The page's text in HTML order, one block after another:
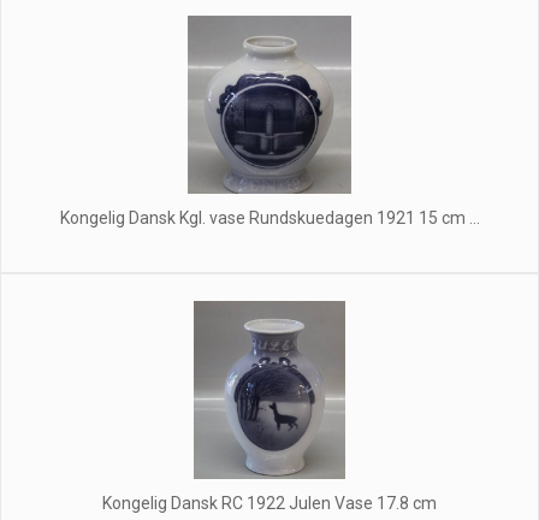
Kongelig Dansk Kgl. vase Rundskuedagen 1921 15 cm ...
Kongelig Dansk RC 1922 Julen Vase 17.8 cm